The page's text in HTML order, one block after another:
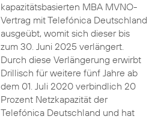
kapazitätsbasierten MBA MVNO-
Vertrag mit Telefónica Deutschland
ausgeübt, womit sich dieser bis
zum 30. Juni 2025 verlängert.
Durch diese Verlängerung erwirbt
Drillisch für weitere fünf Jahre ab
dem 01. Juli 2020 verbindlich 20
Prozent Netzkapazität der
Telefónica Deutschland und hat